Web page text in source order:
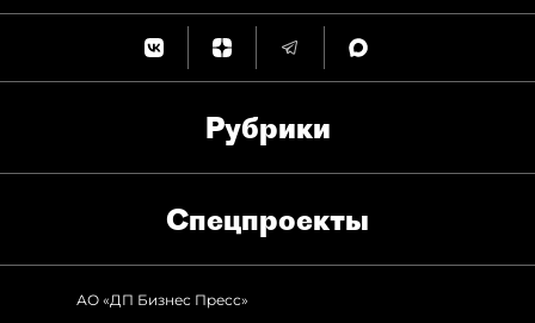
Рубрики
Спец­проекты
АО «ДП Бизнес Пресс»